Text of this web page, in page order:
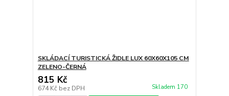
SKLÁDACÍ TURISTICKÁ ŽIDLE LUX 60X60X105 CM
ZELENO-ČERNÁ
815 Kč
674 Kč bez DPH Skladem 170